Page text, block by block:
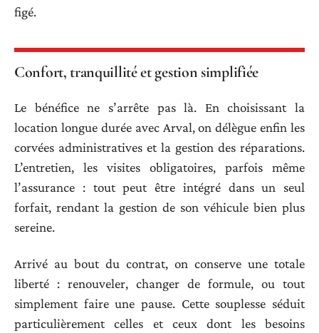
figé.
Confort, tranquillité et gestion simplifiée
Le bénéfice ne s’arrête pas là. En choisissant la
location longue durée avec Arval, on délègue enfin les
corvées administratives et la gestion des réparations.
L’entretien, les visites obligatoires, parfois même
l’assurance : tout peut être intégré dans un seul
forfait, rendant la gestion de son véhicule bien plus
sereine.
Arrivé au bout du contrat, on conserve une totale
liberté : renouveler, changer de formule, ou tout
simplement faire une pause. Cette souplesse séduit
particulièrement celles et ceux dont les besoins